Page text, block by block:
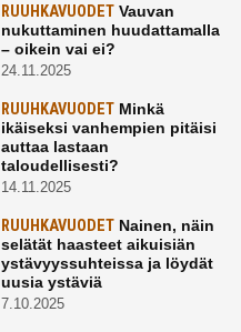
RUUHKAVUODETVauvan
nukuttaminen huudattamalla
– oikein vai ei?
24.11.2025
RUUHKAVUODETMinkä
ikäiseksi vanhempien pitäisi
auttaa lastaan
taloudellisesti?
14.11.2025
RUUHKAVUODETNainen, näin
selätät haasteet aikuisiän
ystävyyssuhteissa ja löydät
uusia ystäviä
7.10.2025